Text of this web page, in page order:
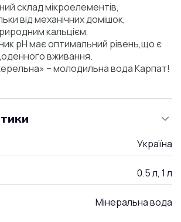
склад мікроелементів,
від механічних домішок,
кальцієм,
pH має оптимальний рівень,що є
вживання.
– молодильна вода Карпат!
Україна
0.5 л, 1 л
Мінеральна вода